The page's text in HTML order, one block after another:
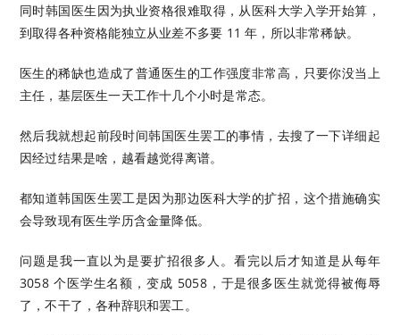
同时韩国医生因为执业资格很难取得，从医科大学入学开始算，
到取得各种资格能独立从业差不多要 11 年，所以非常稀缺。
医生的稀缺也造成了普通医生的工作强度非常高，只要你没当上
主任，基层医生一天工作十几个小时是常态。
然后我就想起前段时间韩国医生罢工的事情，去搜了一下详细起
因经过结果是啥，越看越觉得离谱。
都知道韩国医生罢工是因为那边医科大学的扩招，这个措施确实
会导致现有医生学历含金量降低。
问题是我一直以为是要扩招很多人。看完以后才知道是从每年
3058 个医学生名额，变成 5058，于是很多医生就觉得被侮辱
了，不干了，各种辞职和罢工。